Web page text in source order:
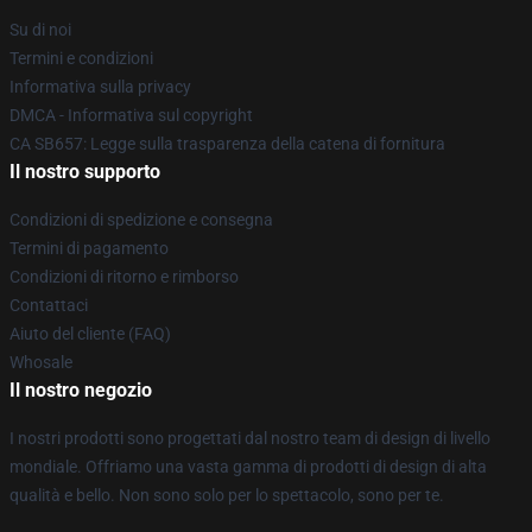
Su di noi
Termini e condizioni
Informativa sulla privacy
DMCA - Informativa sul copyright
CA SB657: Legge sulla trasparenza della catena di fornitura
Il nostro supporto
Condizioni di spedizione e consegna
Termini di pagamento
Condizioni di ritorno e rimborso
Contattaci
Aiuto del cliente (FAQ)
Whosale
Il nostro negozio
I nostri prodotti sono progettati dal nostro team di design di livello
mondiale. Offriamo una vasta gamma di prodotti di design di alta
qualità e bello. Non sono solo per lo spettacolo, sono per te.